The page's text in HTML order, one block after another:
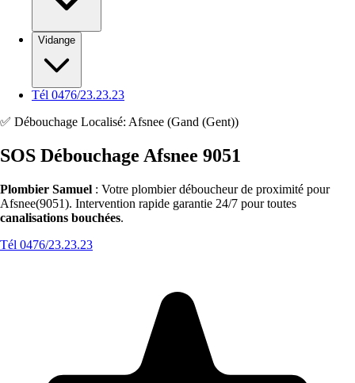
Vidange
Tél 0476/23.23.23
✅ Débouchage Localisé: Afsnee (Gand (Gent))
SOS Débouchage Afsnee 9051
Plombier Samuel : Votre plombier déboucheur de proximité pour
Afsnee(9051). Intervention rapide garantie 24/7 pour toutes
canalisations bouchées.
Tél 0476/23.23.23